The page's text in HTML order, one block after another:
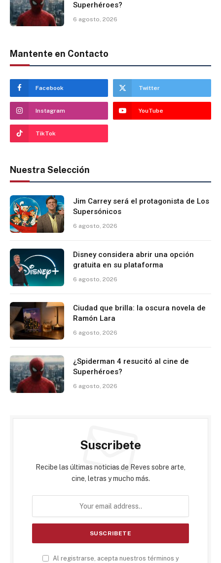
Superhéroes?
6 agosto, 2026
Mantente en Contacto
Facebook Twitter
Instagram YouTube
TikTok
Nuestra Selección
Jim Carrey será el protagonista de Los
Supersónicos
6 agosto, 2026
Disney considera abrir una opción
gratuita en su plataforma
6 agosto, 2026
Ciudad que brilla: la oscura novela de
Ramón Lara
6 agosto, 2026
¿Spiderman 4 resucitó al cine de
Superhéroes?
6 agosto, 2026
Suscribete
Recibe las últimas noticias de Reves sobre arte,
cine, letras y mucho más.
Al registrarse, acepta nuestros términos y